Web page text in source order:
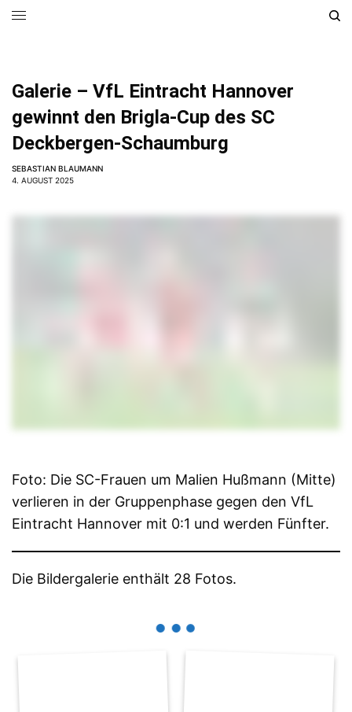
Galerie – VfL Eintracht Hannover
gewinnt den Brigla-Cup des SC
Deckbergen-Schaumburg
SEBASTIAN BLAUMANN
4. AUGUST 2025
Foto: Die SC-Frauen um Malien Hußmann (Mitte)
verlieren in der Gruppenphase gegen den VfL
Eintracht Hannover mit 0:1 und werden Fünfter.
Die Bildergalerie enthält 28 Fotos.